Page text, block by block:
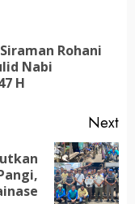
Rohani
Nabi
H
Next